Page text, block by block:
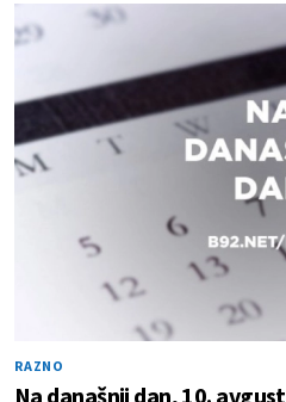
RAZNO
Na današnji dan, 10. avgust